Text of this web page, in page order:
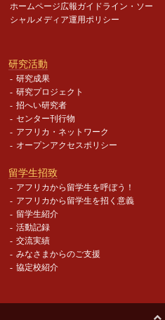
ホームページ広報ガイドライン・ ソー
シャルメディア運用ポリシー
研究活動
研究成果
研究プロジェクト
招へい研究者
センター刊行物
アフリカ・ネットワーク
オープンアクセスポリシー
留学生招致
アフリカから留学生を呼ぼう！
アフリカから留学生を招く意義
留学生紹介
活動記録
交流実績
みなさまからのご支援
協定校紹介